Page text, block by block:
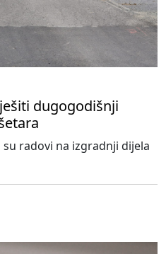
dugogodišnji
radovi na izgradnji dijela